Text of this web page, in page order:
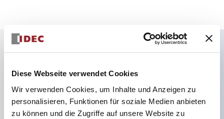
Diese Webseite verwendet Cookies
Wir verwenden Cookies, um Inhalte und Anzeigen zu
personalisieren, Funktionen für soziale Medien anbieten
zu können und die Zugriffe auf unsere Website zu
Der Typ mit Löchern ermöglicht die Montage einer
ø22-Steuereinheit